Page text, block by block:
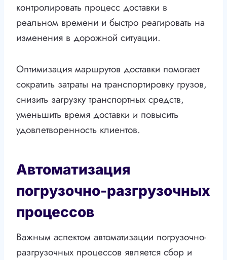
контролировать процесс доставки в
реальном времени и быстро реагировать на
изменения в дорожной ситуации.
Оптимизация маршрутов доставки помогает
сократить затраты на транспортировку грузов,
снизить загрузку транспортных средств,
уменьшить время доставки и повысить
удовлетворенность клиентов.
Автоматизация
погрузочно-разгрузочных
процессов
Важным аспектом автоматизации погрузочно-
разгрузочных процессов является сбор и